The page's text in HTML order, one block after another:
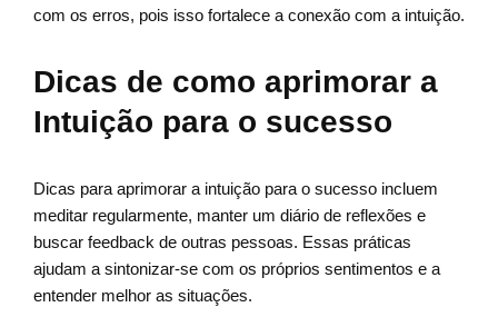
com os erros, pois isso fortalece a conexão com a intuição.
Dicas de como aprimorar a
Intuição para o sucesso
Dicas para aprimorar a intuição para o sucesso incluem
meditar regularmente, manter um diário de reflexões e
buscar feedback de outras pessoas. Essas práticas
ajudam a sintonizar-se com os próprios sentimentos e a
entender melhor as situações.